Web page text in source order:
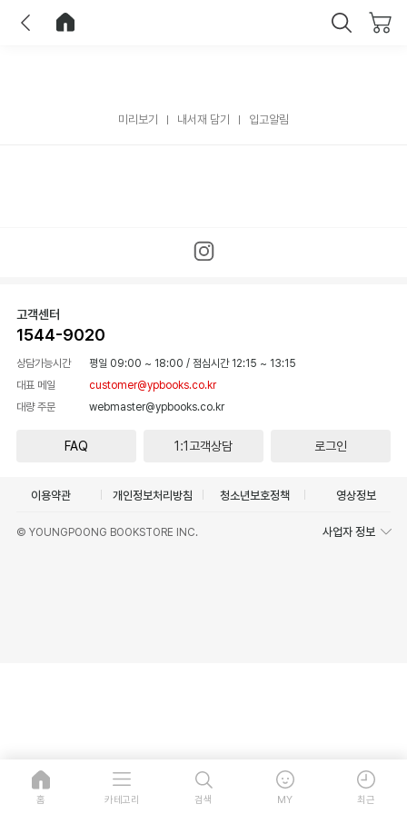
미리보기 내서재 담기 입고알림
고객센터
1544-9020
상담가능시간 평일 09:00 ~ 18:00 / 점심시간 12:15 ~ 13:15
대표 메일
customer@ypbooks.co.kr
대량 주문
webmaster@ypbooks.co.kr
FAQ 1:1고객상담 로그인
이용약관 개인정보처리방침 청소년보호정책 영상정보
© YOUNGPOONG BOOKSTORE INC. 사업자 정보
홈 카테고리 검색 MY 최근